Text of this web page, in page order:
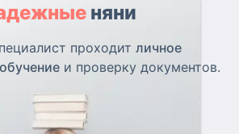
няни
проходит личное
и проверку документов.